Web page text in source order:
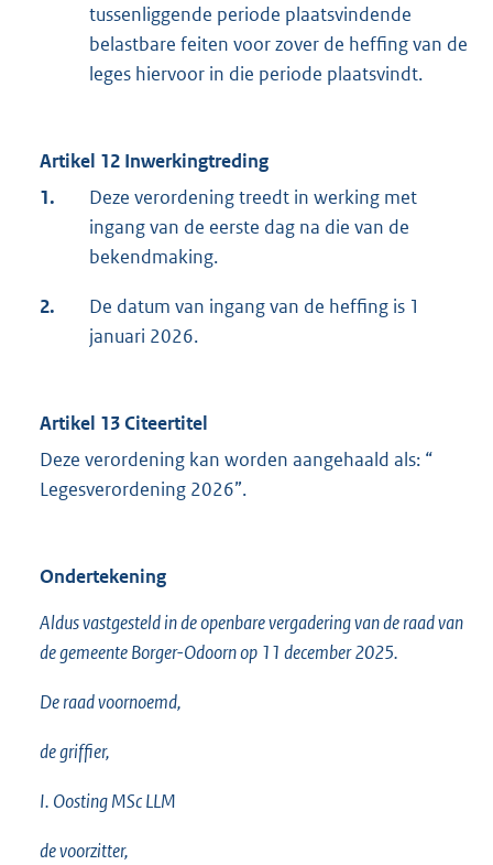
tussenliggende periode plaatsvindende
belastbare feiten voor zover de heffing van de
leges hiervoor in die periode plaatsvindt.
Artikel 12 Inwerkingtreding
1.
Deze verordening treedt in werking met
ingang van de eerste dag na die van de
bekendmaking.
2.
De datum van ingang van de heffing is 1
januari 2026.
Artikel 13 Citeertitel
Deze verordening kan worden aangehaald als: “
Legesverordening 2026”.
Ondertekening
Aldus vastgesteld in de openbare vergadering van de raad van
de gemeente Borger-Odoorn op 11 december 2025.
De raad voornoemd,
de griffier,
I. Oosting MSc LLM
de voorzitter,